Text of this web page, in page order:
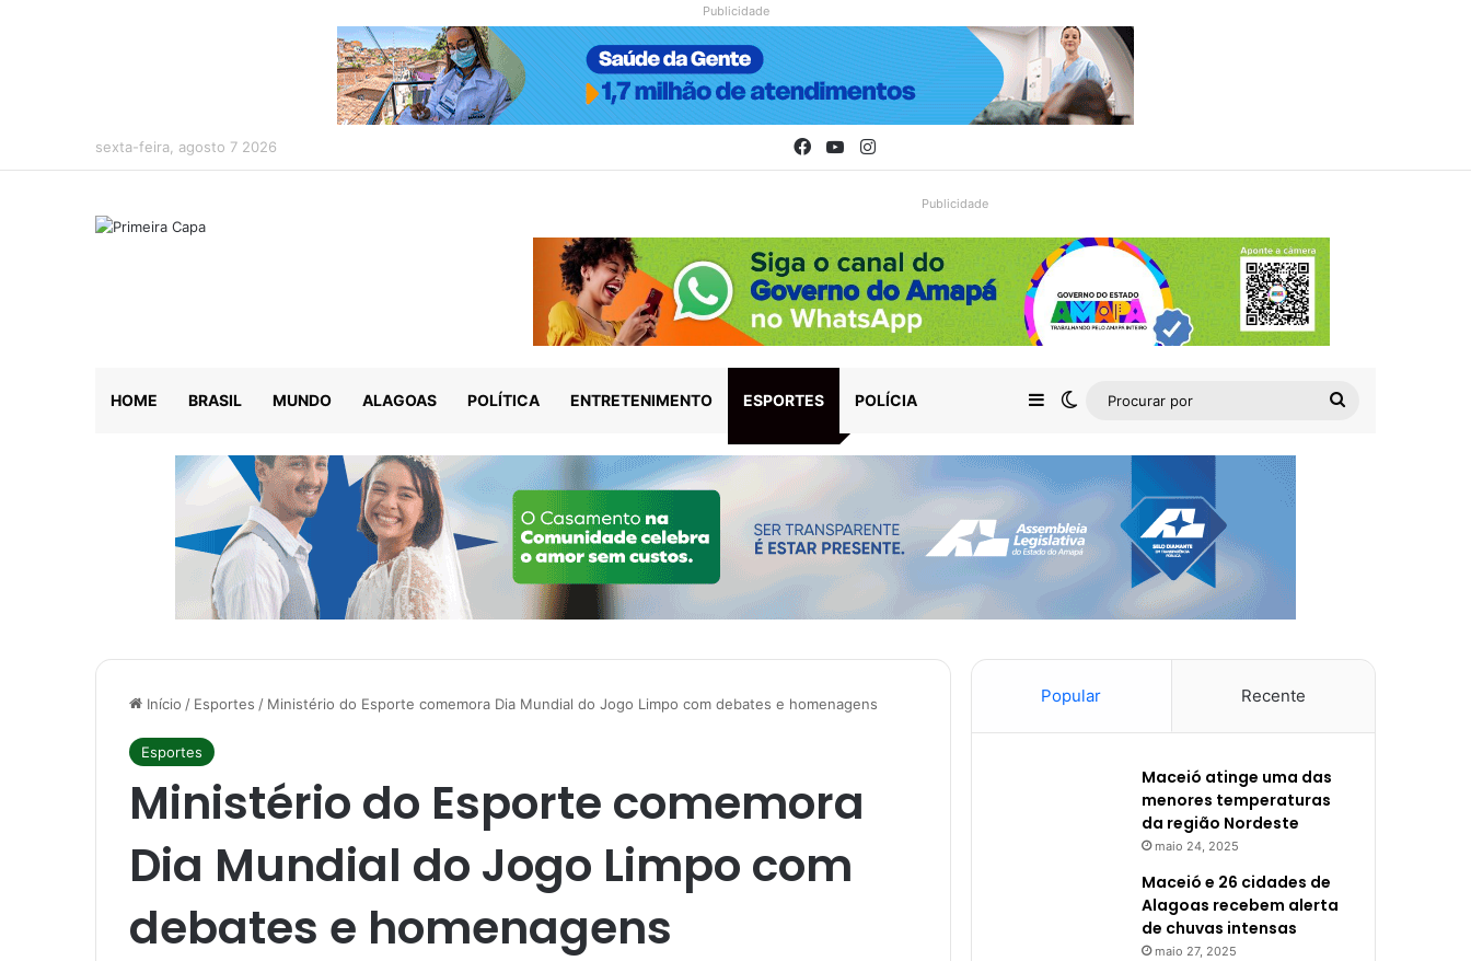
Publicidade
sexta-feira, agosto 7 2026 Facebook
YouTubeInstagram
Publicidade
HOME BRASIL MUNDO ALAGOAS POLÍTICA ENTRETENIMENTO ESPORTES POLÍCIA Barra Lateral
Switch skin
Procurar
Início / Esportes / Ministério do Esporte comemora Dia Mundial do Jogo Limpo com debates e homenagens
Esportes
Ministério do Esporte comemora
Dia Mundial do Jogo Limpo com
debates e homenagens
Popular Recente
Maceió atinge uma das
menores temperaturas
da região Nordeste
maio 24, 2025
Maceió e 26 cidades de
Alagoas recebem alerta
de chuvas intensas
maio 27, 2025